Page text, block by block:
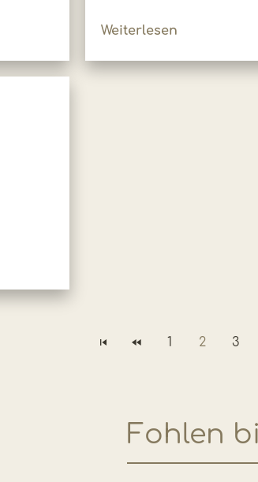
Weiterlesen
1 2 3
Fohlen